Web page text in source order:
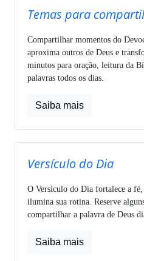
Temas para
Compartilhar momentos do
aproxima outros de Deus e
minutos para oração, leitura da
palavras todos os dias.
Saiba mais
Versículo do Dia
O Versículo do Dia fortalece a
ilumina sua rotina. Reserve
compartilhar a palavra de Deus
Saiba mais